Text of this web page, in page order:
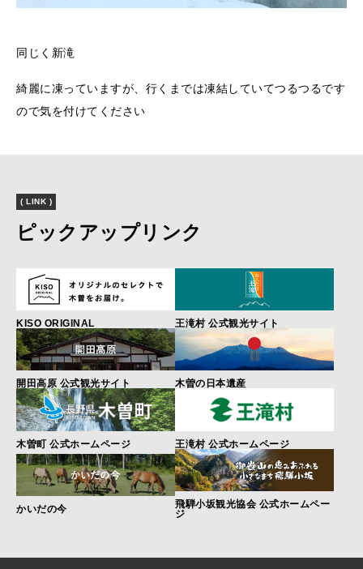
同じく新滝
綺麗に凍っていますが、行くまでは凍結していてつるつるです
ので気を付けてください
( LINK )
ピックアップリンク
KISO ORIGINAL 王滝村 公式観光サイト
開田高原 公式観光サイト 木曽の日本遺産
木曽町 公式ホームページ 王滝村 公式ホームページ
かいだの今
飛騨小坂観光協会 公式ホームペー
ジ